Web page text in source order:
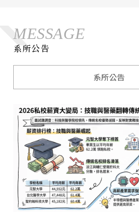
MESSAGE
系所公告
系所公告系所公告